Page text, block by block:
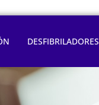
DESFIBRILADORES